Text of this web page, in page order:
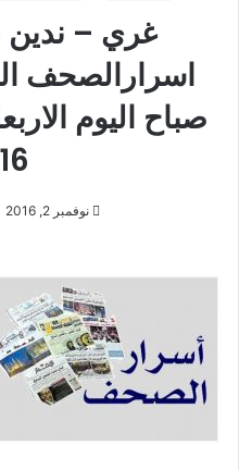
غري –
اسرارالصحف
نوفمبر 2, 2016